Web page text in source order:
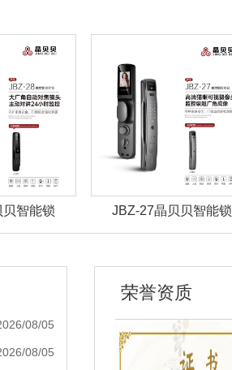
智能锁 JBZ-27晶贝贝智能锁
08/05
08/05
荣誉资质